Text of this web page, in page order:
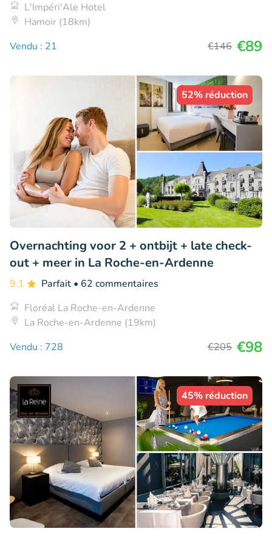
L'Impéri'Ale Hotel
Hamoir (18km)
Vendu : 21
€146 €89
52% réduction
Overnachting voor 2 + ontbijt + late check-
out + meer in La Roche-en-Ardenne
9.1 Parfait • 62 commentaires
Floréal La Roche-en-Ardenne
La Roche-en-Ardenne (19km)
Vendu : 728
€205 €98
45% réduction